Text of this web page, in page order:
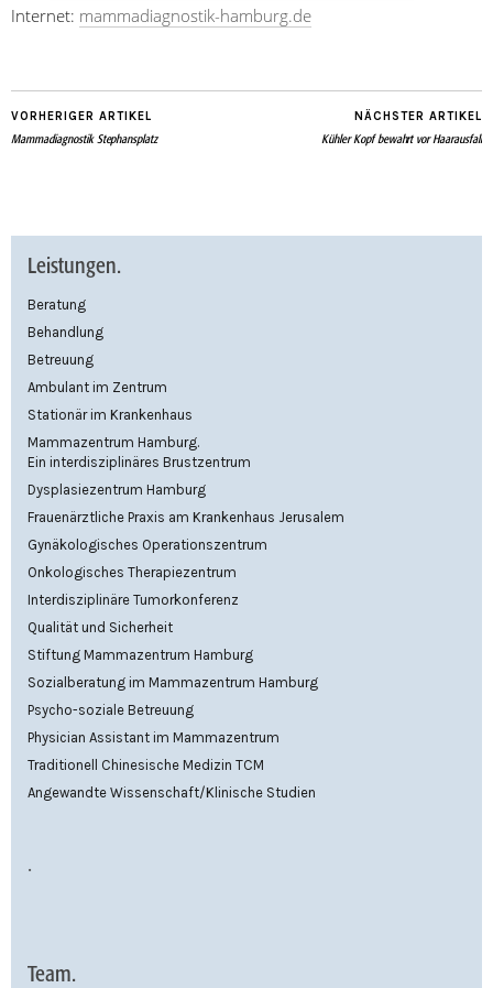
Internet: mammadiagnostik-hamburg.de
VORHERIGER ARTIKEL
Mammadiagnostik Stephansplatz
NÄCHSTER ARTIKEL
Kühler Kopf bewahrt vor Haarausfall
Leistungen.
Beratung
Behandlung
Betreuung
Ambulant im Zentrum
Stationär im Krankenhaus
Mammazentrum Hamburg.
Ein interdisziplinäres Brustzentrum
Dysplasiezentrum Hamburg
Frauenärztliche Praxis am Krankenhaus Jerusalem
Gynäkologisches Operationszentrum
Onkologisches Therapiezentrum
Interdisziplinäre Tumorkonferenz
Qualität und Sicherheit
Stiftung Mammazentrum Hamburg
Sozialberatung im Mammazentrum Hamburg
Psycho-soziale Betreuung
Physician Assistant im Mammazentrum
Traditionell Chinesische Medizin TCM
Angewandte Wissenschaft/Klinische Studien
.
Team.